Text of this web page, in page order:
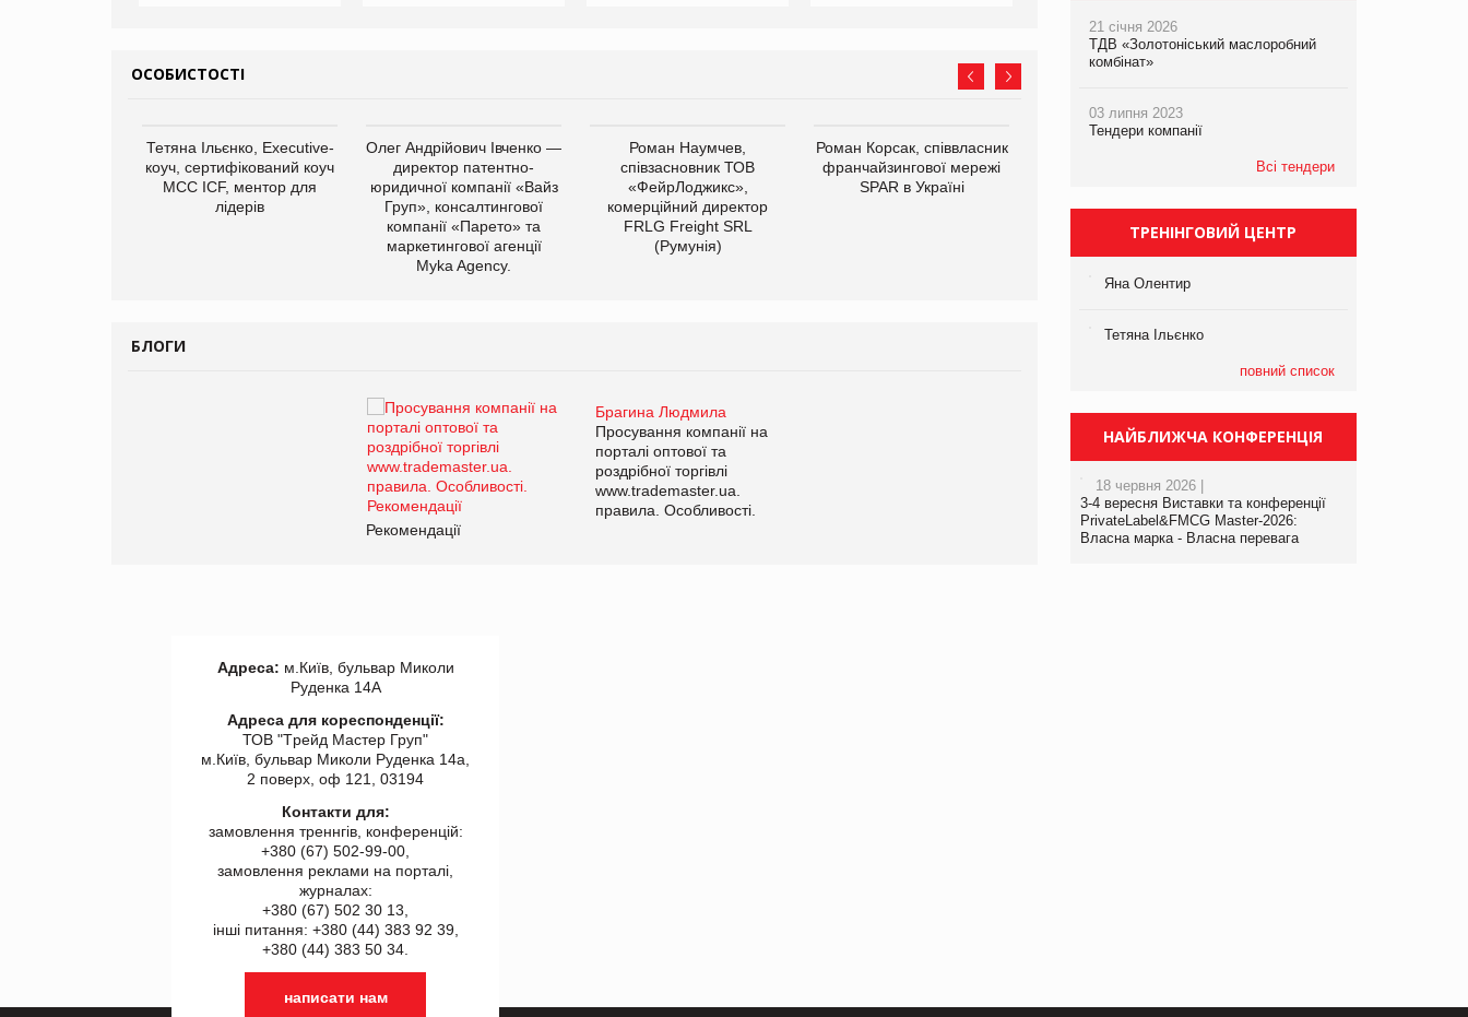
ОСОБИСТОСТІ
Тетяна Ільєнко, Executive-
коуч, сертифікований коуч
МСС ICF, ментор для
лідерів
Олег Андрійович Івченко —
директор патентно-
юридичної компанії «Вайз
Груп», консалтингової
компанії «Парето» та
маркетингової агенції
Myka Agency.
Роман Наумчев,
співзасновник ТОВ
«ФейрЛоджикс»,
комерційний директор
FRLG Freight SRL
(Румунія)
Роман Корсак, співвласник
франчайзингової мережі
SPAR в Україні
виробництва
компанії «УкраМарин»
БЛОГИ
Брагина Людмила
Просування компанії на
порталі оптової та
роздрібної торгівлі
www.trademaster.ua.
правила. Особливості.
Рекомендації
Брагина Людмила
Просування компанії на
www.trademaster.ua.
правила. Особливості.
21 січня 2026
ТДВ «Золотоніський маслоробний
комбінат»
03 липня 2023
Тендери компанії
Всі тендери
ТРЕНІНГОВИЙ ЦЕНТР
Яна Олентир
Тетяна Ільєнко
повний список
НАЙБЛИЖЧА КОНФЕРЕНЦІЯ
18 червня 2026 |
3-4 вересня Виставки та конференції
PrivateLabel&FMCG Master-2026:
Власна марка - Власна перевага
Адреса: м.Київ, бульвар Миколи
Руденка 14А
Адреса для кореспонденції:
ТОВ "Tрейд Мастер Груп"
м.Київ, бульвар Миколи Руденка 14а,
2 поверх, оф 121, 03194
Контакти для:
замовлення треннгів, конференцій:
+380 (67) 502-99-00,
замовлення реклами на порталі,
журналах:
+380 (67) 502 30 13,
інші питання: +380 (44) 383 92 39,
+380 (44) 383 50 34.
написати нам